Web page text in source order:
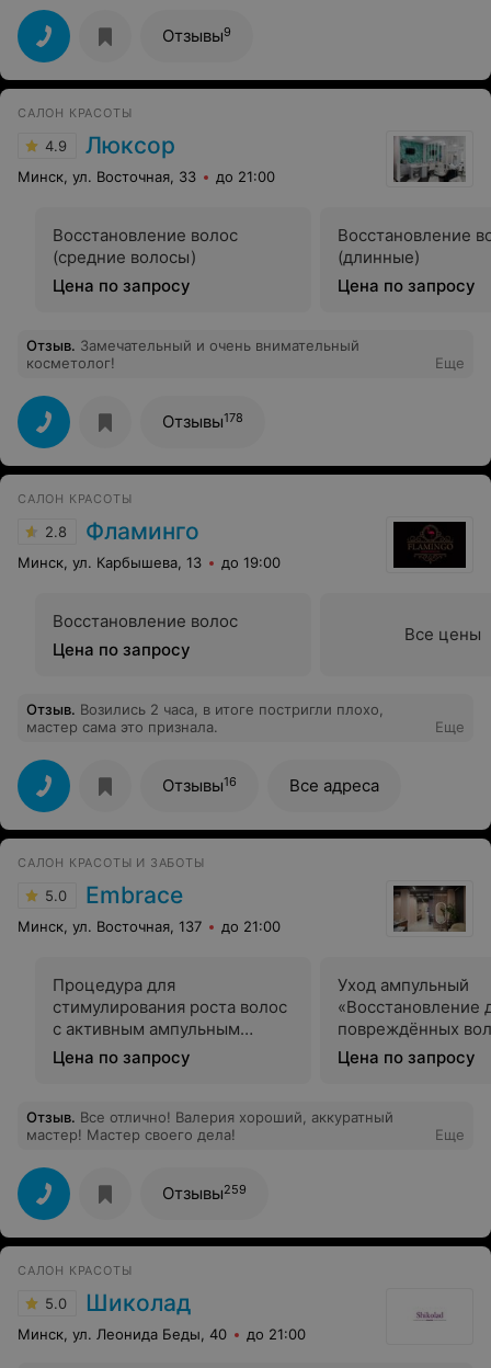
чуткому мастеру парикмахерской "Красота Вашей
Мечты" - Анне Сухоцкой!!! Прекрасное выполнение
процедур биозавивки и стрижки! Я в восторге!!!
Спасибо!!! Также благодарю весь коллектив
парикмахерской за создание благоприятной
Отзывы9
САЛОН КРАСОТЫ
4.9 Люксор
Минск, ул. Восточная, 33 до 21:00
Восстановление волос
(средние волосы)
Цена по запросу
Восстановление
(длинные)
Цена по запросу
Отзыв. Замечательный и очень внимательный
косметолог!
Еще
Отзывы178
САЛОН КРАСОТЫ
2.8 Фламинго
Минск, ул. Карбышева, 13 до 19:00
Восстановление волос
Цена по запросу
Все цены
Отзыв. Возились 2 часа, в итоге постригли плохо,
мастер сама это признала.
Еще
Отзывы16 Все адреса
САЛОН КРАСОТЫ И ЗАБОТЫ
5.0 Embrace
Минск, ул. Восточная, 137 до 21:00
Процедура для
стимулирования роста волос
с активным ампульным
продуктом для профилактики
выпадения волос и ухода за
Цена по запросу
Уход ампульный
«Восстановление
повреждённых
Цена по запросу
Отзыв. Все отлично! Валерия хороший, аккуратный
мастер! Мастер своего дела!
Еще
Отзывы259
САЛОН КРАСОТЫ
5.0 Шиколад
Минск, ул. Леонида Беды, 40 до 21:00